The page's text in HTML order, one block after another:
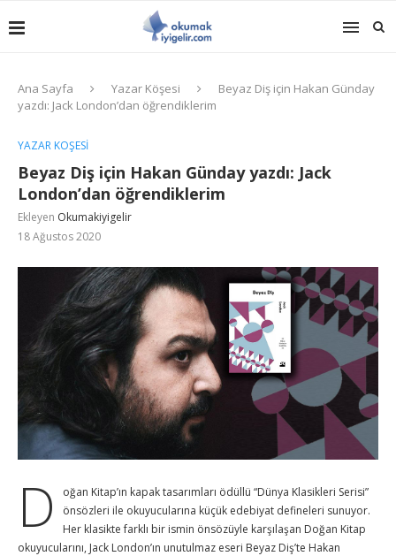
Ana Sayfa Yazar Köşesi
Beyaz Diş için Hakan Günday
yazdı: Jack London’dan öğrendiklerim
YAZAR KÖŞESI
Beyaz Diş için Hakan Günday yazdı: Jack
London’dan öğrendiklerim
Ekleyen Okumakiyigelir
18 Ağustos 2020
D
oğan Kitap’ın kapak tasarımları ödüllü “Dünya Klasikleri Serisi”
önsözleri ile okuyucularına küçük edebiyat defineleri sunuyor.
Her klasikte farklı bir ismin önsözüyle karşılaşan Doğan Kitap
okuyucularını, Jack London’ın unutulmaz eseri Beyaz Diş’te Hakan